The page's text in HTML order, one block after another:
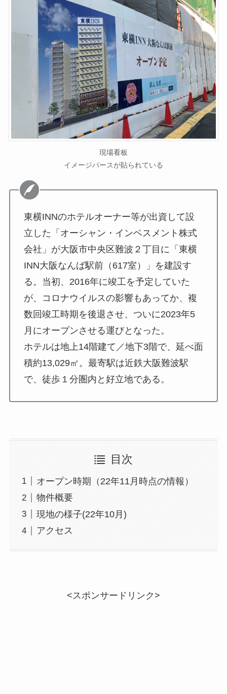
現場看板
イメージパースが貼られている
東横INNのホテルオーナー等が出資して設
立した「オーシャン・インベスメント株式
会社」が大阪市中央区難波２丁目に「東横
INN大阪なんば駅前（617室）」を建設す
る。当初、2016年に竣工を予定していた
が、コロナウイルスの影響もあってか、複
数回竣工時期を後退させ、ついに2023年5
月にオープンさせる運びとなった。
ホテルは地上14階建て／地下3階で、延べ面
積約13,029㎡。最寄駅は近鉄大阪難波駅
で、徒歩１分圏内と好立地である。
目次
オープン時期（22年11月時点の情報）
物件概要
現地の様子(22年10月)
アクセス
<スポンサードリンク>